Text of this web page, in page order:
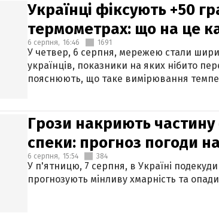
Українці фіксують +50
термометрах: що на це
6 серпня, 16:46 1691
У четвер, 6 серпня, мережею стали
українців, показники на яких нібито
пояснюють, що таке вимірювання
Грози накриють частину
спеки: прогноз погоди
6 серпня, 15:54 384
У п'ятницю, 7 серпня, в Україні
прогнозують мінливу хмарність та опади